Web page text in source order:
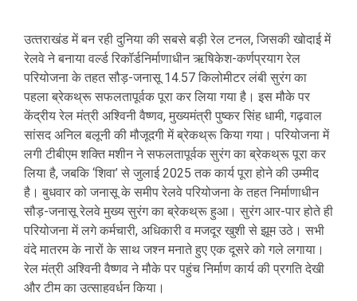
उत्‍तराखंड में बन रही दुनिया की सबसे बड़ी रेल टनल, जिसकी खोदाई में
रेलवे ने बनाया वर्ल्ड रिकॉर्डनिर्माणाधीन ऋषिकेश-कर्णप्रयाग रेल
परियोजना के तहत सौड़-जनासू 14.57 किलोमीटर लंबी सुरंग का
पहला ब्रेकथ्रू सफलतापूर्वक पूरा कर लिया गया है। इस मौके पर
केंद्रीय रेल मंत्री अश्विनी वैष्णव, मुख्यमंत्री पुष्कर सिंह धामी, गढ़वाल
सांसद अनिल बलूनी की मौजूदगी में ब्रेकथ्रू किया गया। परियोजना में
लगी टीबीएम शक्ति मशीन ने सफलतापूर्वक सुरंग का ब्रेकथ्रू पूरा कर
लिया है, जबकि ‘शिवा’ से जुलाई 2025 तक कार्य पूरा होने की उम्मीद
है। बुधवार को जनासू के समीप रेलवे परियोजना के तहत निर्माणाधीन
सौड़-जनासू रेलवे मुख्य सुरंग का ब्रेकथ्रू हुआ। सुरंग आर-पार होते ही
परियोजना में लगे कर्मचारी, अधिकारी व मजदूर खुशी से झूम उठे। सभी
वंदे मातरम के नारों के साथ जश्न मनाते हुए एक दूसरे को गले लगाया।
रेल मंत्री अश्विनी वैष्णव ने मौके पर पहुंच निर्माण कार्य की प्रगति देखी
और टीम का उत्साहवर्धन किया।